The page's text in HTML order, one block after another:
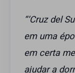
“‘Cruz del
em uma
em certa
ajudar a